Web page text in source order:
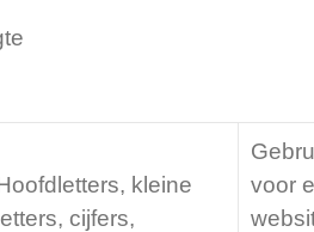
kleine
letters, cijfers,
voor